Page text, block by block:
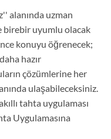
alanında uzman
birebir uyumlu olacak
konuyu öğrenecek;
hazır
çözümlerine her
ulaşabileceksiniz.
tahta uygulaması
Uygulamasına